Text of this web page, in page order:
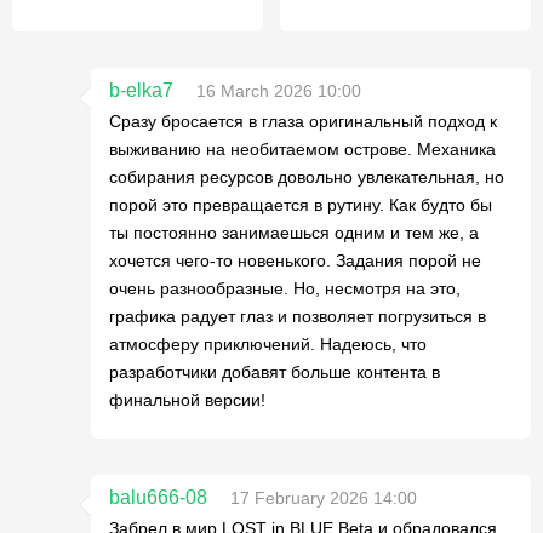
b-elka7
16 March 2026 10:00
Сразу бросается в глаза оригинальный подход к
выживанию на необитаемом острове. Механика
собирания ресурсов довольно увлекательная, но
порой это превращается в рутину. Как будто бы
ты постоянно занимаешься одним и тем же, а
хочется чего-то новенького. Задания порой не
очень разнообразные. Но, несмотря на это,
графика радует глаз и позволяет погрузиться в
атмосферу приключений. Надеюсь, что
разработчики добавят больше контента в
финальной версии!
balu666-08
17 February 2026 14:00
Забрел в мир LOST in BLUE Beta и обрадовался